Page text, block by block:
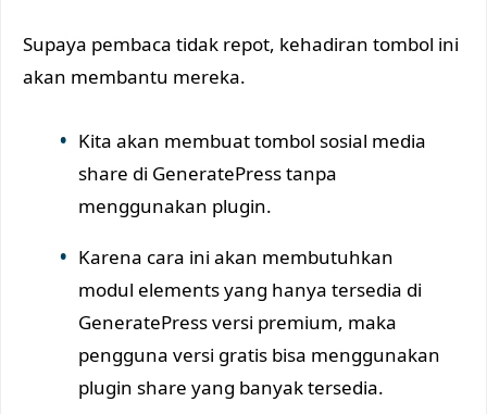
Supaya pembaca tidak repot, kehadiran tombol ini
akan membantu mereka.
Kita akan membuat tombol sosial media
share di GeneratePress tanpa
menggunakan plugin.
Karena cara ini akan membutuhkan
modul elements yang hanya tersedia di
GeneratePress versi premium, maka
pengguna versi gratis bisa menggunakan
plugin share yang banyak tersedia.